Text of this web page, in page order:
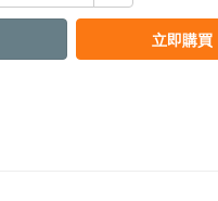
立即購買